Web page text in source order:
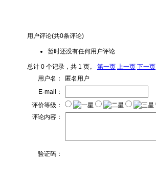
用户评论(共0条评论)
暂时还没有任何用户评论
总计 0 个记录，共 1 页。 第一页 上一页 下一页
用户名：
匿名用户
E-mail：
评价等级：
评论内容：
验证码：